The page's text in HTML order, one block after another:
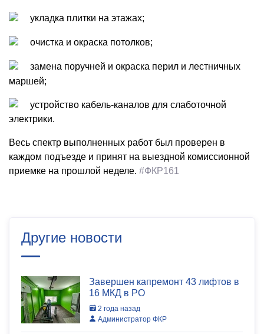
укладка плитки на этажах;
очистка и окраска потолков;
замена поручней и окраска перил и лестничных
маршей;
устройство кабель-каналов для слаботочной
электрики.
Весь спектр выполненных работ был проверен в
каждом подъезде и принят на выездной комиссионной
приемке на прошлой неделе. #ФКР161
Другие новости
Завершен капремонт 43 лифтов в
16 МКД в РО
2 года назад
Администратор ФКР